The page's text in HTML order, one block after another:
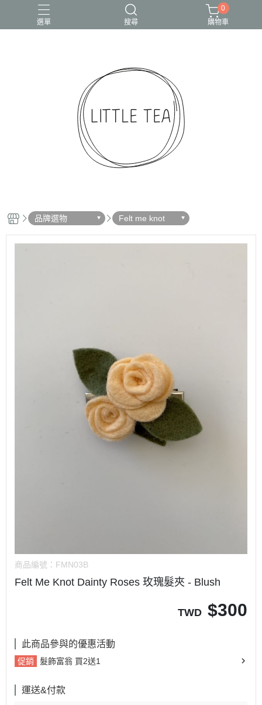
選單 搜尋
0
購物車
品牌選物 Felt me knot
商品編號： FMN03B
Felt Me Knot Dainty Roses 玫瑰髮夾 - Blush
TWD $300
此商品參與的優惠活動
促銷 髮飾富翁 買2送1
運送&付款